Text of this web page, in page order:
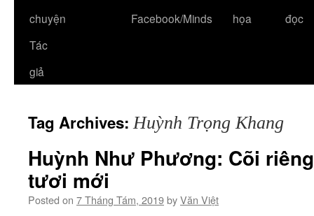
chuyện
Facebook/Minds
họa
đọc
Tác
giả
Tag Archives:Huỳnh Trọng Khang
Huỳnh Như Phương: Cõi
tươi mới
Posted on 7 Tháng Tám, 2019byVăn Việt